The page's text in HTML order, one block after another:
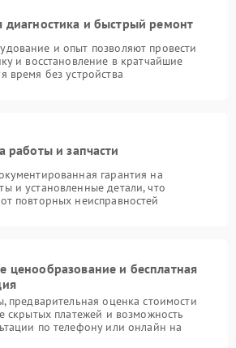
диагностика и быстрый ремонт
и опыт позволяют провести
и восстановление в кратчайшие
время без устройства
работы и запчасти
гарантия на
и установленные детали, что
повторных неисправностей
ценообразование и бесплатная
предварительная оценка стоимости
скрытых платежей и возможность
по телефону или онлайн на